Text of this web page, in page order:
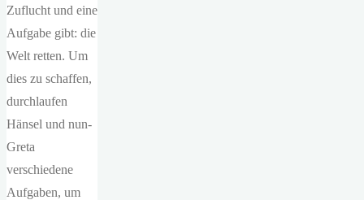
Zuflucht und eine
Aufgabe gibt: die
Welt retten. Um
dies zu schaffen,
durchlaufen
Hänsel und nun-
Greta
verschiedene
Aufgaben, um